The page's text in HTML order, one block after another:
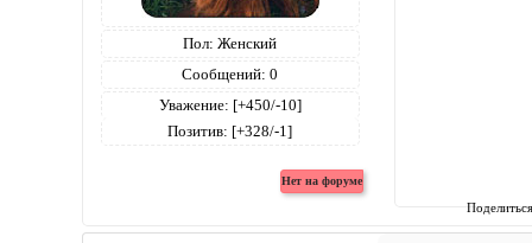
Пол: Женский
Сообщений: 0
Уважение: [+450/-10]
Позитив: [+328/-1]